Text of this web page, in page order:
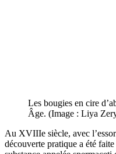
Les bougies en cire
Âge. (Image : Liya
Au XVIIIe siècle, avec
découverte pratique a été